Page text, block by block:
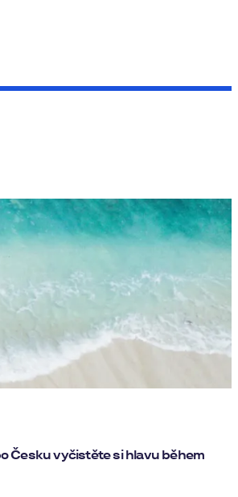
Česku vyčistěte si hlavu během